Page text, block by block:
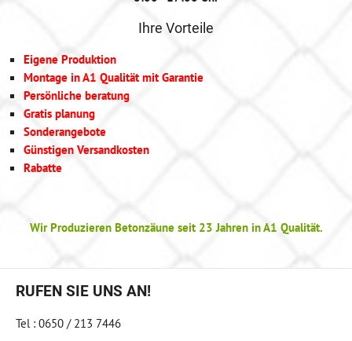
Ihre Vorteile
Eigene Produktion
Montage in A1 Qualität mit Garantie
Persönliche beratung
Gratis planung
Sonderangebote
Günstigen Versandkosten
Rabatte
Wir Produzieren Betonzäune seit 23 Jahren in A1 Qualität.
RUFEN SIE UNS AN!
Tel : 0650 / 213 7446